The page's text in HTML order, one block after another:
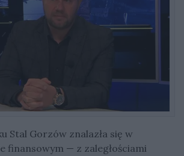
Stal Gorzów znalazła się w
finansowym — z zaległościami